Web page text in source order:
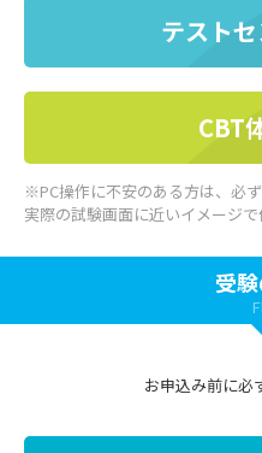
テスト
CBT
※PC操作に不安のある方は、必
実際の試験画面に近いイメージで
受
お申込み前に必